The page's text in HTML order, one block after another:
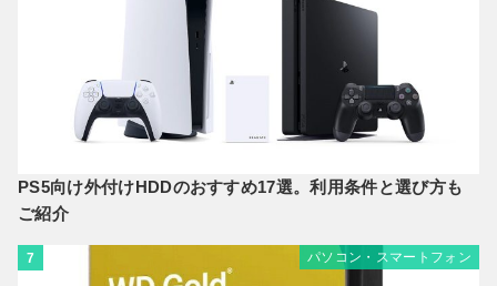
PS5向け外付けHDDのおすすめ17選。利用条件と選び方も
ご紹介
7 パソコン・スマートフォン